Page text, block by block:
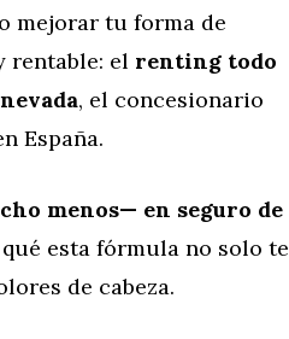
mejorar tu forma de
rentable: el renting todo
, el concesionario
España.
menos— en seguro de
esta fórmula no solo te
de cabeza.